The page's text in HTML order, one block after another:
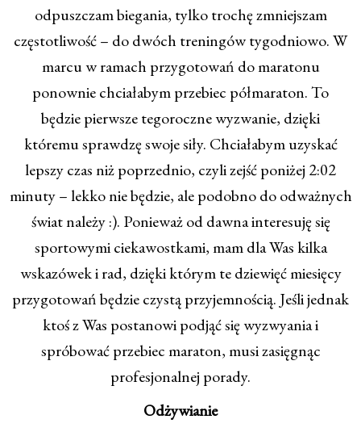
odpuszczam biegania, tylko trochę zmniejszam
częstotliwość – do dwóch treningów tygodniowo. W
marcu w ramach przygotowań do maratonu
ponownie chciałabym przebiec półmaraton. To
będzie pierwsze tegoroczne wyzwanie, dzięki
któremu sprawdzę swoje siły. Chciałabym uzyskać
lepszy czas niż poprzednio, czyli zejść poniżej 2:02
minuty – lekko nie będzie, ale podobno do odważnych
świat należy :). Ponieważ od dawna interesuję się
sportowymi ciekawostkami, mam dla Was kilka
wskazówek i rad, dzięki którym te dziewięć miesięcy
przygotowań będzie czystą przyjemnością. Jeśli jednak
ktoś z Was postanowi podjąć się wyzwyania i
spróbować przebiec maraton, musi zasięgnąc
profesjonalnej porady.
Odżywianie